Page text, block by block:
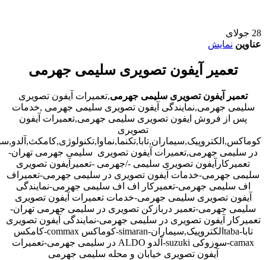
28 جولای
عناوین نمایش
تعمیر آیفون تصویری سلیمی جهرمی
تعمیر آیفون تصویری سلیمی جهرمی,تعمیرات آیفون تصویری
سلیمی جهرمی,نمایندگی آیفون تصویری سلیمی جهرمی ,خدمات
پس از فروش ایفون تصویری سلیمی جهرمی,تعمیرات آیفون
تصویری
در سلیمی جهرمی,تعمیرات آیفون تصویری سلیمی جهرمی تهران-
تعمیرکارآیفون تصویری سلیمی -/جهرمی -تعمیرآیفون تصویری
سلیمی جهرمی-خدمات آیفون تصویری در سلیمی جهرمی-تعمیراف
اف سلیمی جهرمی-تعمیرکار اف اف سلیمی جهرمی-نمایندگی
آیفون تصویری سلیمی جهرمی-خدمات تعمیرات آیفون تصویری
سلیمی جهرمی-تعمیر دربازکن تصویری در سلیمی جهرمی تهران-
تعمیرکار آیفون تصویری در سلیمی جهرمی-نمایندگی آیفون تصویری
تابا-tabaالکتروپیک,سیماران-simaran-کوماکس commax-کامکس
camax-سوزوکی suzuki-آلدو ALDO در سلیمی جهرمی-تعمیرات
آیفون تصویری خیابان و محله سلیمی جهرمی